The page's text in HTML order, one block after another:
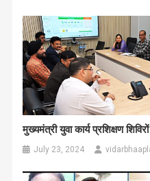
मुख्यमंत्री युवा कार्य प्रशिक्षण
July 23, 2024